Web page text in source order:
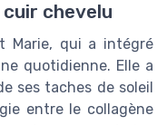
chevelu
Marie, qui a intégré
quotidienne. Elle a
ses taches de soleil
entre le collagène